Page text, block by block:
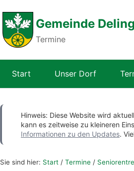
Gemeinde
Termine
Start Unser Dorf
Hinweis: Diese Website wird
kann es zeitweise zu kleineren
Informationen zu den Updates.
Sie sind hier: Start / Termine /